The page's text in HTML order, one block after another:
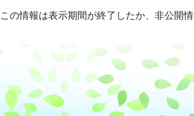
この情報は表示期間が終了したか、非公開